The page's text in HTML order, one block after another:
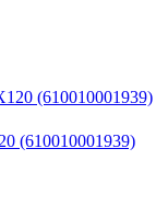
(610010001939)